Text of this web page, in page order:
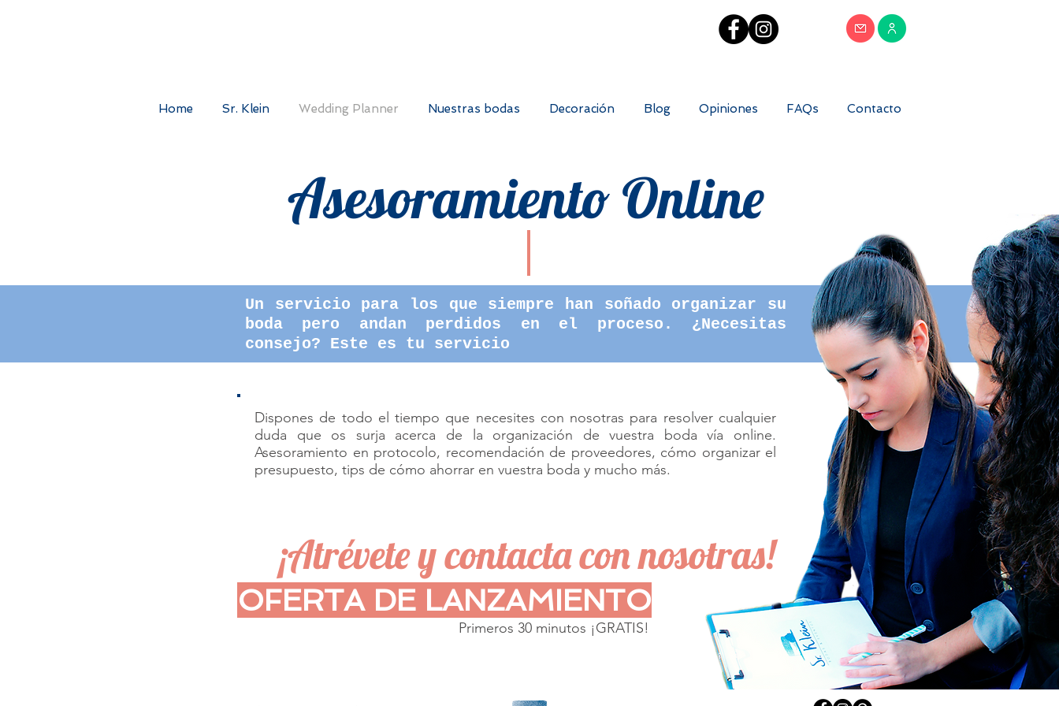
Home Sr. Klein Wedding Planner Nuestras bodas Decoración Blog Opiniones FAQs Contacto
Un servicio para los que siempre han soñado organizar su
boda pero andan perdidos en el proceso. ¿Necesitas
consejo? Este es tu servicio
Asesoramiento Online
¡Atrévete y contacta con nosotras!
OFERTA DE LANZAMIENTO
Primeros 30 minutos ¡GRATIS!
Dispones de todo el tiempo que necesites con nosotras para resolver cualquier
duda que os surja acerca de la organización de vuestra boda vía online.
Asesoramiento en protocolo, recomendación de proveedores, cómo organizar el
presupuesto, tips de cómo ahorrar en vuestra boda y mucho más.